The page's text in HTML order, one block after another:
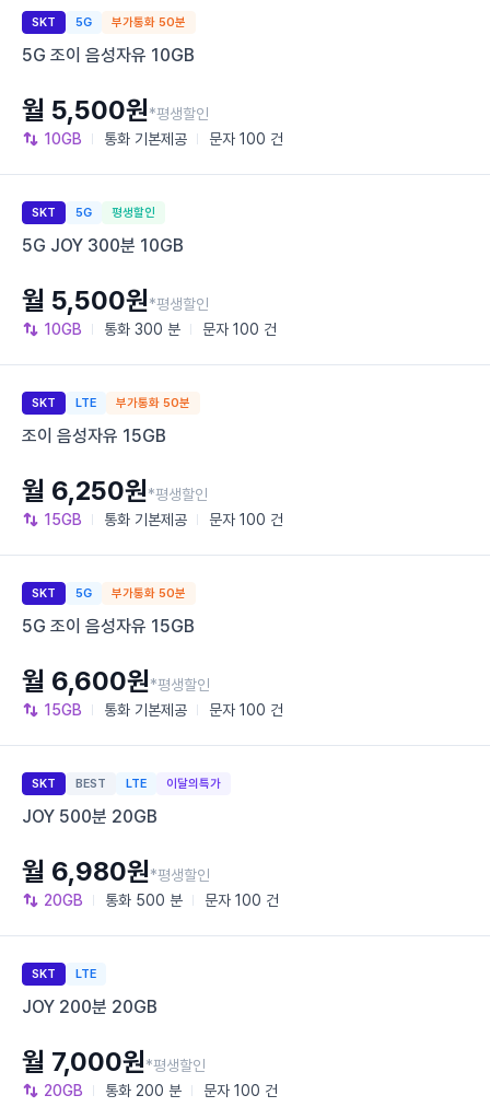
SKT 5G 부가통화 50분
5G 조이 음성자유 10GB
10GB 통화 기본제공 문자 100 건
월 5,500원*평생할인
SKT 5G 평생할인
5G JOY 300분 10GB
10GB 통화 300 분 문자 100 건
월 5,500원*평생할인
SKT LTE 부가통화 50분
조이 음성자유 15GB
15GB 통화 기본제공 문자 100 건
월 6,250원*평생할인
SKT 5G 부가통화 50분
5G 조이 음성자유 15GB
15GB 통화 기본제공 문자 100 건
월 6,600원*평생할인
SKT BEST LTE 이달의특가
JOY 500분 20GB
20GB 통화 500 분 문자 100 건
월 6,980원*평생할인
SKT LTE
JOY 200분 20GB
20GB 통화 200 분 문자 100 건
월 7,000원*평생할인